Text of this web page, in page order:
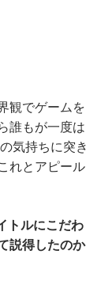
観でゲームを
誰もが一度は
気持ちに突き
れとアピール
トルにこだわ
説得したのか